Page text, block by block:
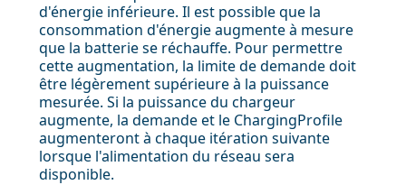
d'énergie inférieure. Il est possible que la
consommation d'énergie augmente à mesure
que la batterie se réchauffe. Pour permettre
cette augmentation, la limite de demande doit
être légèrement supérieure à la puissance
mesurée. Si la puissance du chargeur
augmente, la demande et le ChargingProfile
augmenteront à chaque itération suivante
lorsque l'alimentation du réseau sera
disponible.